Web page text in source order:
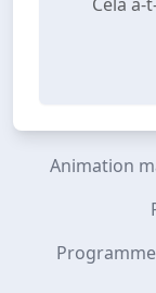
Animation